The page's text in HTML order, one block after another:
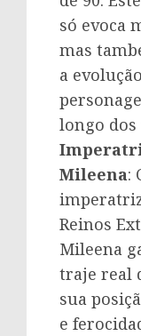
só evoca
mas
a
longo dos
Mileena:
Reinos
Mileena
traje real
sua
e